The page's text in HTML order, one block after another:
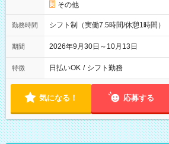
その他
勤務時間 シフト制（実働7.5時間/休憩1時間）
期間 2026年9月30日～10月13日
特徴 日払いOK / シフト勤務
気になる！ 応募する